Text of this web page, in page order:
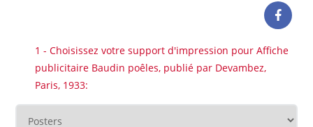
1 - Choisissez votre support d'impression pour Affiche
publicitaire Baudin poêles, publié par Devambez,
Paris, 1933: